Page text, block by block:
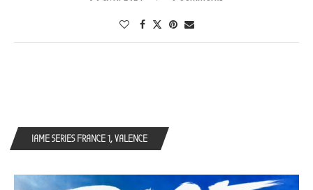
IAME SERIES FRANCE 1, VALENCE